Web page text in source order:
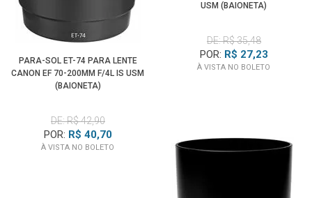
PARA-SOL ET-74 PARA LENTE
CANON EF 70-200MM F/4L IS USM
(BAIONETA)
DE: R$ 42,90
POR: R$ 40,70
À VISTA NO BOLETO
USM (BAIONETA)
DE: R$ 35,48
POR: R$ 27,23
À VISTA NO BOLETO